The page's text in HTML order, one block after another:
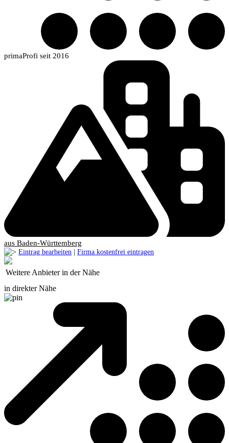
primaProfi seit 2016
aus Baden-Württemberg
Eintrag bearbeiten | Firma kostenfrei eintragen
Weitere Anbieter in der Nähe
in direkter Nähe